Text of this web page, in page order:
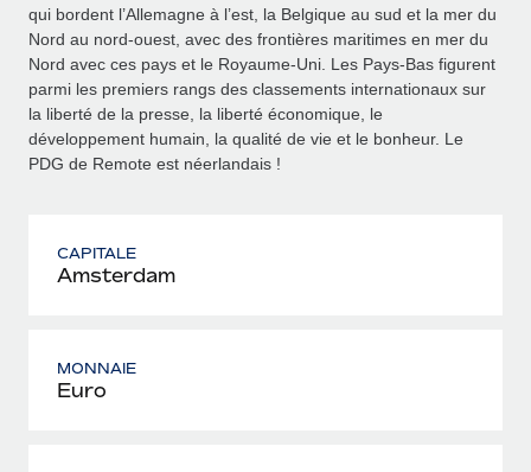
qui bordent l’Allemagne à l’est, la Belgique au sud et la mer du
Nord au nord‑ouest, avec des frontières maritimes en mer du
Nord avec ces pays et le Royaume-Uni. Les Pays-Bas figurent
parmi les premiers rangs des classements internationaux sur
la liberté de la presse, la liberté économique, le
développement humain, la qualité de vie et le bonheur. Le
PDG de Remote est néerlandais !
CAPITALE
Amsterdam
MONNAIE
Euro